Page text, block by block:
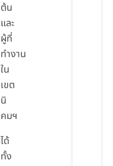
ต้น
และ
ผู้ที่
ทำงาน
ใน
เขต
นิ
คมฯ
ได้
ทั้ง